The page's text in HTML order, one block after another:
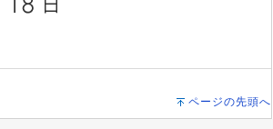
ページの先頭へ